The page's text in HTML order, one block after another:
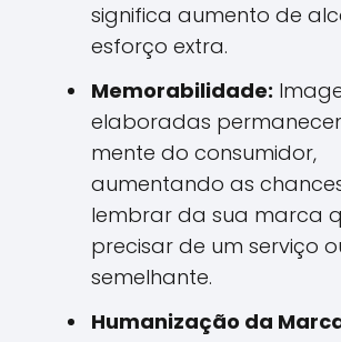
significa aumento de
esforço extra.
Memorabilidade:
elaboradas
mente do consumidor,
aumentando as
lembrar da sua marca
precisar de um serviço
semelhante.
Humanização da